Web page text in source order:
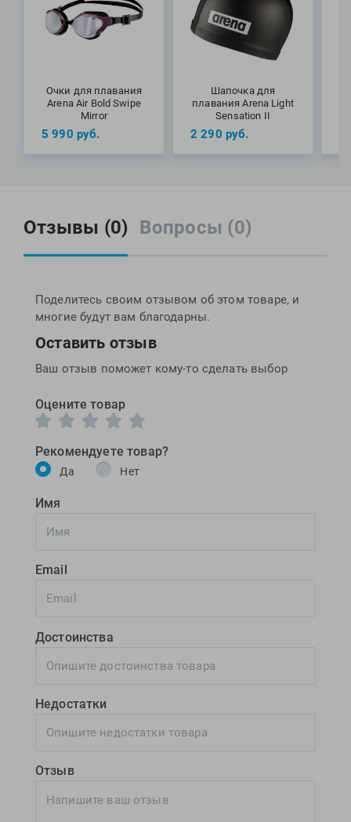
Очки для плавания
Arena Air Bold Swipe
Mirror
5 990 руб.
Шапочка для
плавания Arena Light
Sensation II
2 290 руб.
Отзывы (0) Вопросы (0)
Поделитесь своим отзывом об этом товаре, и
многие будут вам благодарны.
Оставить отзыв
Ваш отзыв поможет кому-то сделать выбор
Оцените товар
Рекомендуете товар?
Да Нет
Имя
Email
Достоинства
Недостатки
Отзыв